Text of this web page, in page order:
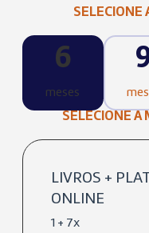
SELECIONE
6
meses
SELECIONE A
LIVROS +
ONLINE
1 + 7x